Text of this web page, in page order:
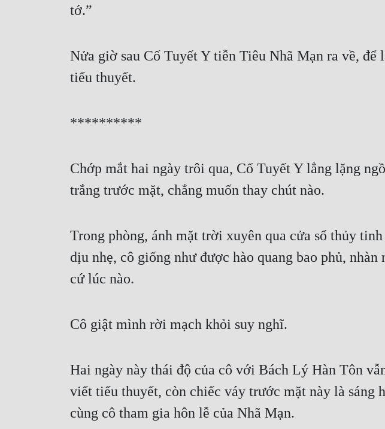
tớ.”
Nửa giờ sau Cố Tuyết Y tiễn Tiêu Nhã Mạn ra về,
tiểu thuyết.
**********
Chớp mắt hai ngày trôi qua, Cố Tuyết Y lẳng lặng
trắng trước mặt, chẳng muốn thay chút nào.
Trong phòng, ánh mặt trời xuyên qua cửa sổ thủy
dịu nhẹ, cô giống như được hào quang bao phủ,
cứ lúc nào.
Cô giật mình rời mạch khỏi suy nghĩ.
Hai ngày này thái độ của cô với Bách Lý Hàn Tôn
viết tiểu thuyết, còn chiếc váy trước mặt này là sáng
cùng cô tham gia hôn lễ của Nhã Mạn.